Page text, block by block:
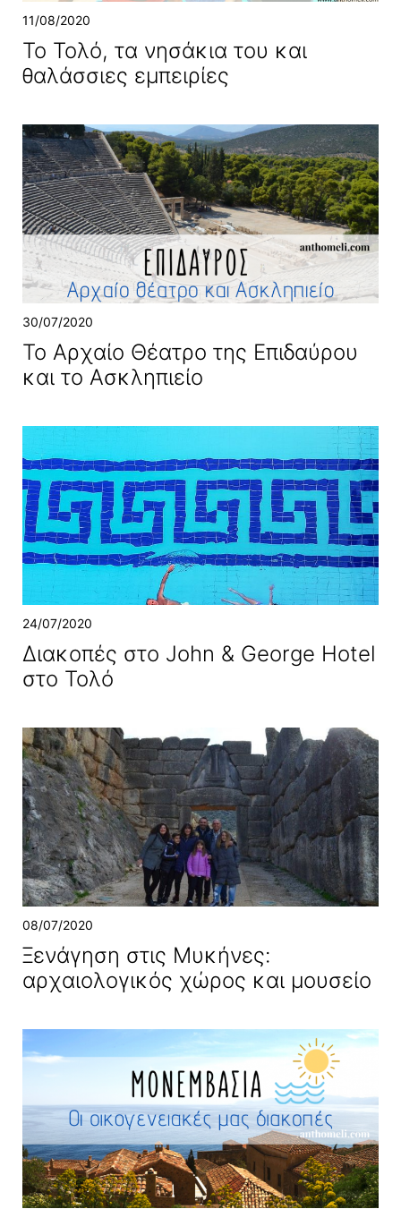
11/08/2020
Το Τολό, τα νησάκια του και
θαλάσσιες εμπειρίες
30/07/2020
Το Αρχαίο Θέατρο της Επιδαύρου
και το Ασκληπιείο
24/07/2020
Διακοπές στο John & George Hotel
στο Τολό
08/07/2020
Ξενάγηση στις Μυκήνες:
αρχαιολογικός χώρος και μουσείο